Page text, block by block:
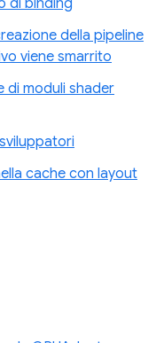
di binding
della pipeline
viene smarrito
di moduli shader
cache con layout